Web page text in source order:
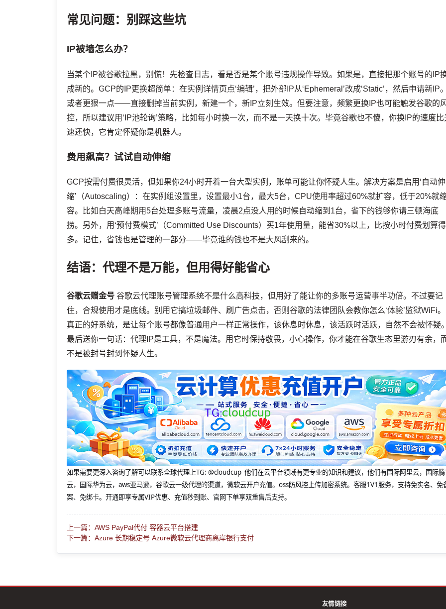
常见问题：别踩这些坑
IP被墙怎么办？
当某个IP被谷歌拉黑，别慌！先检查日志，看是否是某个账号违规操作导致。如果是，直接把那个账号的IP
成新的。GCP的IP更换超简单：在实例详情页点‘编辑’，把外部IP从‘Ephemeral’改成‘Static’，然后申请新IP。
或者更狠一点——直接删掉当前实例，新建一个，新IP立刻生效。但要注意，频繁更换IP也可能触发谷歌的
控，所以建议用‘IP池轮询’策略，比如每小时换一次，而不是一天换十次。毕竟谷歌也不傻，你换IP的速度比
速还快，它肯定怀疑你是机器人。
费用飙高？试试自动伸缩
GCP按需付费很灵活，但如果你24小时开着一台大型实例，账单可能让你怀疑人生。解决方案是启用‘自动伸
缩’（Autoscaling）：在实例组设置里，设置最小1台，最大5台，CPU使用率超过60%就扩容，低于20%就
容。比如白天高峰期用5台处理多账号流量，凌晨2点没人用的时候自动缩到1台，省下的钱够你请三顿海底
捞。另外，用‘预付费模式’（Committed Use Discounts）买1年使用量，能省30%以上，比按小时付费划算得
多。记住，省钱也是管理的一部分——毕竟谁的钱也不是大风刮来的。
结语：代理不是万能，但用得好能省心
谷歌云赠金号 谷歌云代理账号管理系统不是什么高科技，但用好了能让你的多账号运营事半功倍。不过要记
住，合规使用才是底线。别用它搞垃圾邮件、刷广告点击，否则谷歌的法律团队会教你怎么‘体验’监狱WiFi。
真正的好系统，是让每个账号都像普通用户一样正常操作，该休息时休息，该活跃时活跃，自然不会被怀疑。
最后送你一句话：代理IP是工具，不是魔法。用它时保持敬畏，小心操作，你才能在谷歌生态里游刃有余，
不是被封号封到怀疑人生。
如果需要更深入咨询了解可以联系全球代理上TG: @cloudcup 他们在云平台领域有更专业的知识和建议，他们有国际阿里云，国际
云，国际华为云，aws亚马逊，谷歌云一级代理的渠道，微软云开户充值。oss防风控上传加密系统。客服1V1服务，支持免实名、免
案、免绑卡。开通即享专属VIP优惠、充值秒到账、官网下单享双重售后支持。
上一篇：AWS PayPal代付 容器云平台搭建
下一篇：Azure 长期稳定号 Azure微软云代理商离岸银行支付
友情链接